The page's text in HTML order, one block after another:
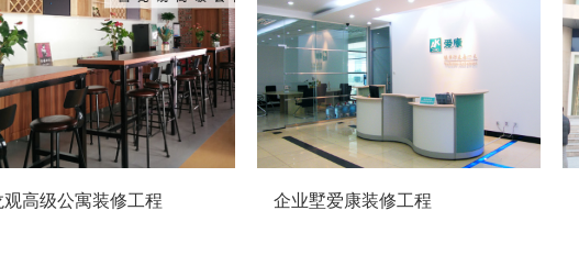
高级公寓装修工程 企业墅爱康装修工程